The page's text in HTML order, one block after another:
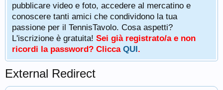
pubblicare video e foto, accedere al mercatino e
conoscere tanti amici che condividono la tua
passione per il TennisTavolo. Cosa aspetti?
L'iscrizione è gratuita! Sei già registrato/a e non
ricordi la password? Clicca QUI.
External Redirect